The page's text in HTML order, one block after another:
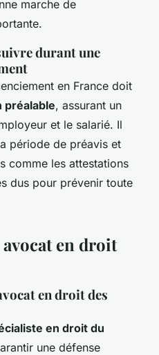
marche de
durant une
en France doit
préalable, assurant un
et le salarié. Il
période de préavis et
comme les attestations
dus pour prévenir toute
en droit
en droit des
en droit du
une défense